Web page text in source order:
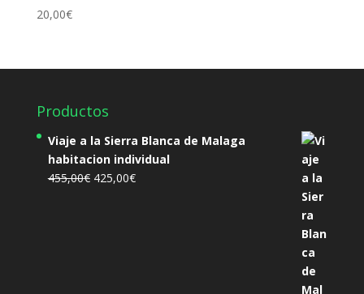
20,00€
Productos
Viaje a la Sierra Blanca de Malaga
habitacion individual
455,00€ El
425,00€El